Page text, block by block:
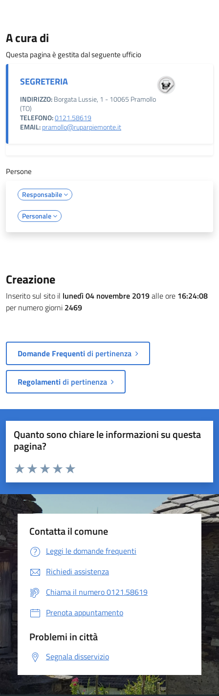
A cura di
Questa pagina è gestita dal seguente ufficio
SEGRETERIA
INDIRIZZO:Borgata Lussie, 1 - 10065 Pramollo
(TO)
TELEFONO:0121.58619
EMAIL:pramollo@ruparpiemonte.it
Persone
Responsabile
Personale
Creazione
Inserito sul sito il lunedì 04 novembre 2019alle ore 16:24:08
per numero giorni 2469
Domande Frequentidi pertinenza
Regolamentidi pertinenza
Quanto sono chiare le informazioni su questa
pagina?
Valuta da 1 a 5 stelle la pagina
Valuta 5 stelle su 5
Valuta 4 stelle su 5
Valuta 3 stelle su 5
Valuta 2 stelle su 5
Valuta 1 stelle su 5
Contatta il comune
Leggi le domande frequenti
Richiedi assistenza
Chiama il numero 0121.58619
Prenota appuntamento
Problemi in città
Segnala disservizio